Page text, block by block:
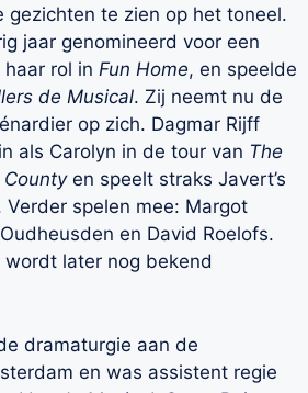
gezichten te zien op het toneel.
jaar genomineerd voor een
rol in Fun Home, en speelde
de Musical. Zij neemt nu de
op zich. Dagmar Rijff
als Carolyn in de tour van The
en speelt straks Javert’s
spelen mee: Margot
en David Roelofs.
later nog bekend
dramaturgie aan de
en was assistent regie